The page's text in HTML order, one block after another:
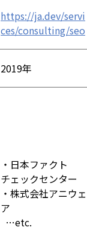
https://ja.dev/servi
ces/consulting/seo
2019年
・日本ファクト
チェックセンター
・株式会社アニウェ
ア
…etc.